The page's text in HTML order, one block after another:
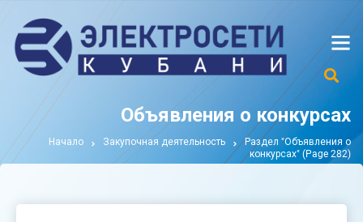
Объявления о конкурсах
Начало Закупочная деятельность
Раздел "Объявления о
конкурсах" (Page 282)